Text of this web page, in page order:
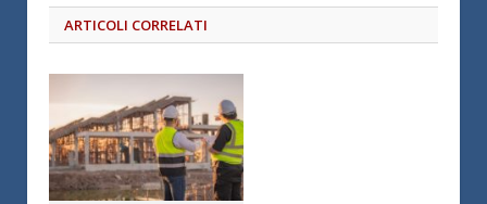
ARTICOLI CORRELATI